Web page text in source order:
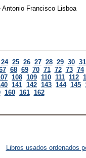
Antonio Francisco Lisboa
24 25 26 27 28 29 30 31
68 69 70 71 72 73 74
108 109 110 111 112
141 142 143 144 145
160 161 162
Libros usados ordenados